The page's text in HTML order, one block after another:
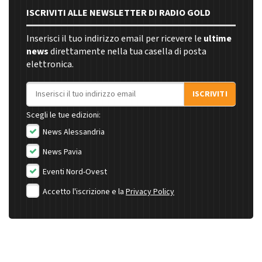
ISCRIVITI ALLE NEWSLETTER DI RADIO GOLD
Inserisci il tuo indirizzo email per ricevere le ultime
newsdirettamente nella tua casella di posta
elettronica.
Indirizzo email
ISCRIVITI
Scegli le tue edizioni:
News Alessandria
News Pavia
Eventi Nord-Ovest
Accetto l'iscrizione e la Privacy Policy